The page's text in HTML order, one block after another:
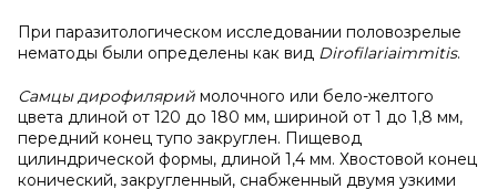
При паразитологическом исследовании половозрелые
нематоды были определены как вид Dirofilariaimmitis.
Самцы дирофилярий молочного или бело-желтого
цвета длиной от 120 до 180 мм, шириной от 1 до 1,8 мм,
передний конец тупо закруглен. Пищевод
цилиндрической формы, длиной 1,4 мм. Хвостовой конец
конический, закругленный, снабженный двумя узкими